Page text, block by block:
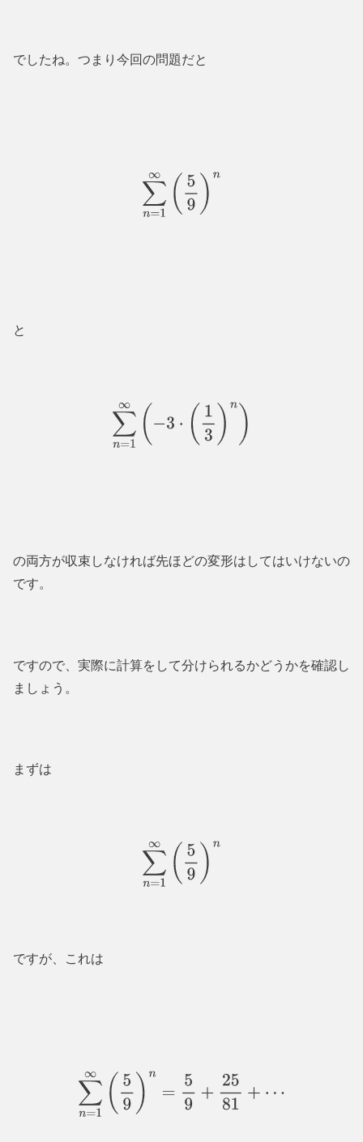
でしたね。つまり今回の問題だと
∑n = 1 ∞(5 9
と
∑n = 1 ∞(−3 ⋅ 1 3)n )
の両方が収束しなければ先ほどの変形はしてはいけないの
です。
ですので、実際に計算をして分けられるかどうかを確認し
ましょう。
まずは
∑n = 1 ∞(5 9
ですが、これは
∑n = 1 ∞(5 9 =5 9+2581+⋯